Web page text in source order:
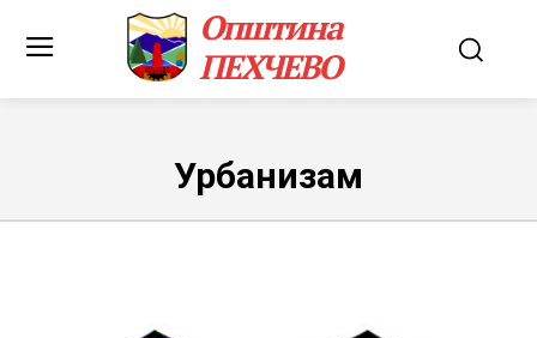
Општина
ПЕХЧЕВО
Урбанизам